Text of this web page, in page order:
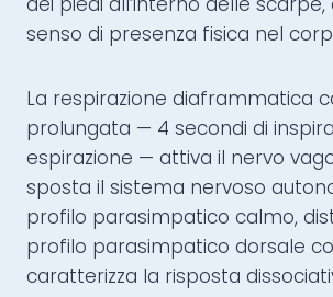
senso di presenza fisica nel
La respirazione diaframmatica
prolungata — 4 secondi di
espirazione — attiva il nervo
sposta il sistema nervoso
profilo parasimpatico calmo,
profilo parasimpatico dorsale
caratterizza la risposta